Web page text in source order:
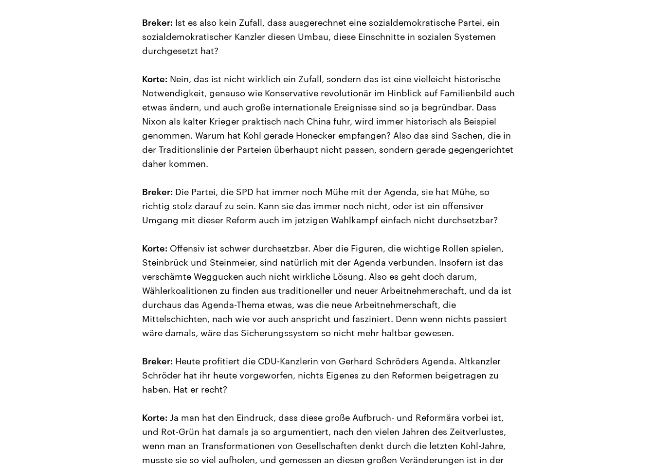
Breker: Ist es also kein Zufall, dass ausgerechnet eine sozialdemokratische Partei, ein
sozialdemokratischer Kanzler diesen Umbau, diese Einschnitte in sozialen Systemen
durchgesetzt hat?
Korte: Nein, das ist nicht wirklich ein Zufall, sondern das ist eine vielleicht historische
Notwendigkeit, genauso wie Konservative revolutionär im Hinblick auf Familienbild auch
etwas ändern, und auch große internationale Ereignisse sind so ja begründbar. Dass
Nixon als kalter Krieger praktisch nach China fuhr, wird immer historisch als Beispiel
genommen. Warum hat Kohl gerade Honecker empfangen? Also das sind Sachen, die in
der Traditionslinie der Parteien überhaupt nicht passen, sondern gerade gegengerichtet
daher kommen.
Breker: Die Partei, die SPD hat immer noch Mühe mit der Agenda, sie hat Mühe, so
richtig stolz darauf zu sein. Kann sie das immer noch nicht, oder ist ein offensiver
Umgang mit dieser Reform auch im jetzigen Wahlkampf einfach nicht durchsetzbar?
Korte: Offensiv ist schwer durchsetzbar. Aber die Figuren, die wichtige Rollen spielen,
Steinbrück und Steinmeier, sind natürlich mit der Agenda verbunden. Insofern ist das
verschämte Weggucken auch nicht wirkliche Lösung. Also es geht doch darum,
Wählerkoalitionen zu finden aus traditioneller und neuer Arbeitnehmerschaft, und da ist
durchaus das Agenda-Thema etwas, was die neue Arbeitnehmerschaft, die
Mittelschichten, nach wie vor auch anspricht und fasziniert. Denn wenn nichts passiert
wäre damals, wäre das Sicherungssystem so nicht mehr haltbar gewesen.
Breker: Heute profitiert die CDU-Kanzlerin von Gerhard Schröders Agenda. Altkanzler
Schröder hat ihr heute vorgeworfen, nichts Eigenes zu den Reformen beigetragen zu
haben. Hat er recht?
Korte: Ja man hat den Eindruck, dass diese große Aufbruch- und Reformära vorbei ist,
und Rot-Grün hat damals ja so argumentiert, nach den vielen Jahren des Zeitverlustes,
wenn man an Transformationen von Gesellschaften denkt durch die letzten Kohl-Jahre,
musste sie so viel aufholen, und gemessen an diesen großen Veränderungen ist in der